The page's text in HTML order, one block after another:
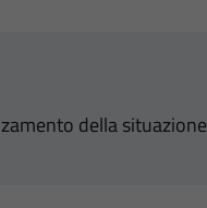
della situazione